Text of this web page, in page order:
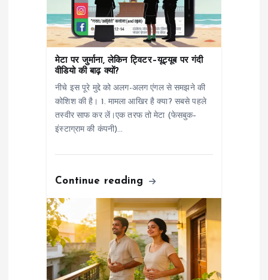
मेटा पर जुर्माना, लेकिन ट्विटर–यूट्यूब पर गंदी
वीडियो की बाढ़ क्यों?
नीचे इस पूरे मुद्दे को अलग-अलग एंगल से समझने की
कोशिश की है। 1. मामला आखिर है क्या? सबसे पहले
तस्वीर साफ कर लें।एक तरफ तो मेटा (फेसबुक–
इंस्टाग्राम की कंपनी)…
Continue reading